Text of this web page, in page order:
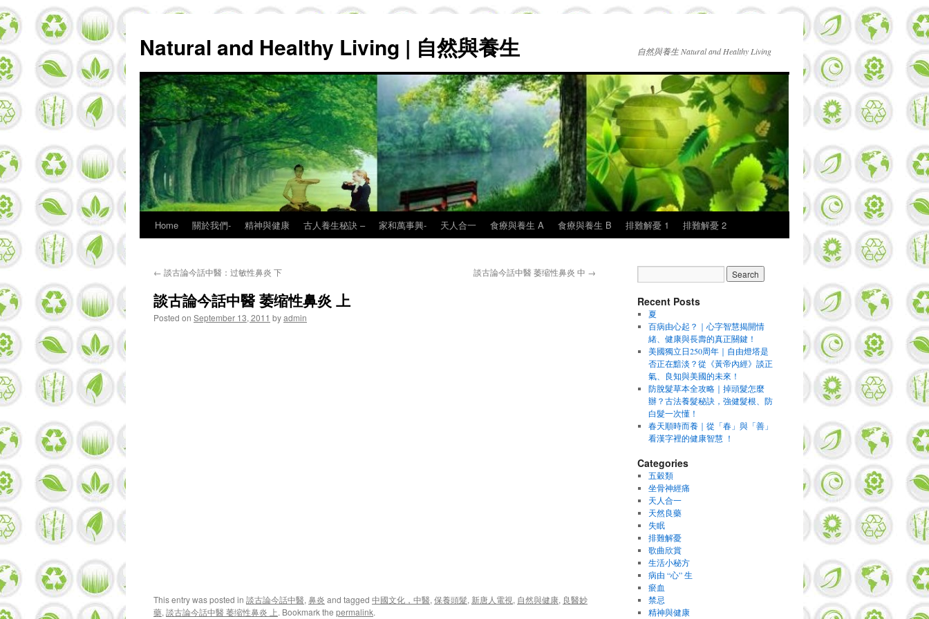
Natural and Healthy Living | 自然與養生 自然與養生 Natural and Healthy Living
Skip
content
Home 關於我們- 精神與健康 古人養生秘訣 – 家和萬事興- 天人合一 食療與養生 A 食療與養生 B 排難解憂 1 排難解憂 2
← 談古論今話中醫：过敏性鼻炎 下 談古論今話中醫 萎缩性鼻炎 中 →
談古論今話中醫 萎缩性鼻炎 上
Posted on September 13, 2011 byadmin
This entry was posted in 談古論今話中醫, 鼻炎 and tagged 中國文化，中醫, 保養頭髮, 新唐人電視, 自然與健康, 良醫妙
藥, 談古論今話中醫 萎缩性鼻炎 上. Bookmark the permalink.
Recent Posts
夏
百病由心起？｜心字智慧揭開情
緒、健康與長壽的真正關鍵！
美國獨立日250周年｜自由燈塔是
否正在黯淡？從《黃帝內經》談正
氣、良知與美國的未來！
防脫髮草本全攻略｜掉頭髮怎麼
辦？古法養髮秘訣，強健髮根、防
白髮一次懂！
春天順時而養｜從「春」與「善」
看漢字裡的健康智慧 ！
Categories
五穀類
坐骨神經痛
天人合一
天然良藥
失眠
排難解憂
歌曲欣賞
生活小秘方
病由 “心” 生
瘀血
禁忌
精神與健康